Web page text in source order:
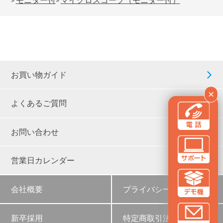
×
お買い物ガイド
よくあるご質問
お問い合わせ
営業日カレンダー
会社概要 プライバシーポリシー
新卒採用 特定商取引法に基づく表示